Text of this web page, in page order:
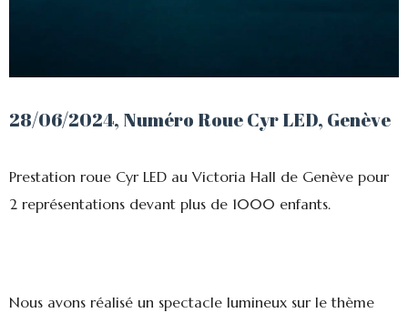
28/06/2024, Numéro Roue Cyr LED, Genève
Prestation roue Cyr LED au Victoria Hall de Genève pour
2 représentations devant plus de 1000 enfants.
Nous avons réalisé un spectacle lumineux sur le thème